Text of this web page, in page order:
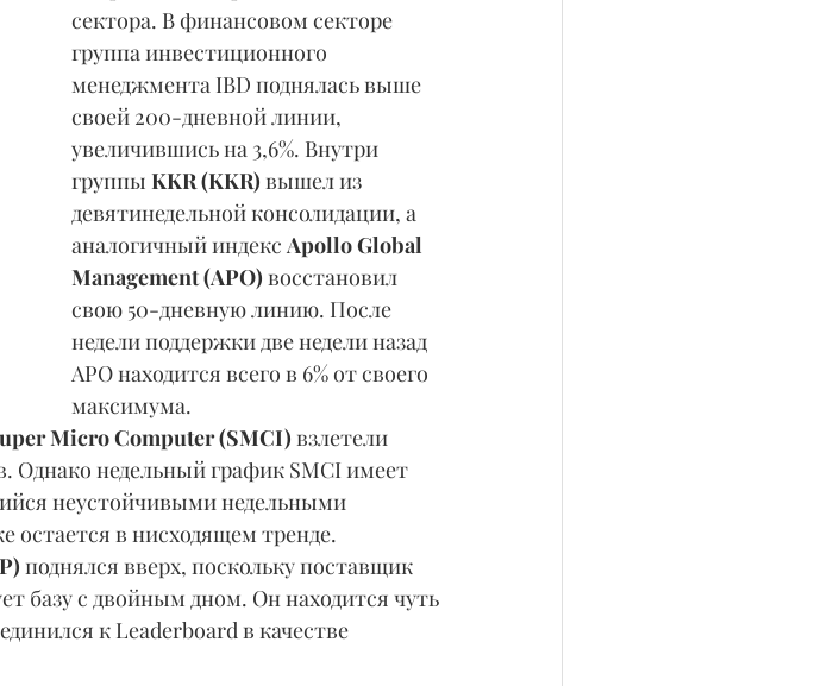
сектора. В финансовом секторе
группа инвестиционного
менеджмента IBD поднялась выше
своей 200-дневной линии,
увеличившись на 3,6%. Внутри
группы KKR (KKR) вышел из
девятинедельной консолидации, а
аналогичный индекс Apollo Global
Management (APO) восстановил
свою 50-дневную линию. После
недели поддержки две недели назад
APO находится всего в 6% от своего
максимума.
Micro Computer (SMCI) взлетели
Однако недельный график SMCI имеет
неустойчивыми недельными
в нисходящем тренде.
поднялся вверх, поскольку поставщик
базу с двойным дном. Он находится чуть
к Leaderboard в качестве